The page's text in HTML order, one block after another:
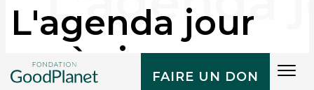
FAIRE UN DON
L'agenda jour
après jour